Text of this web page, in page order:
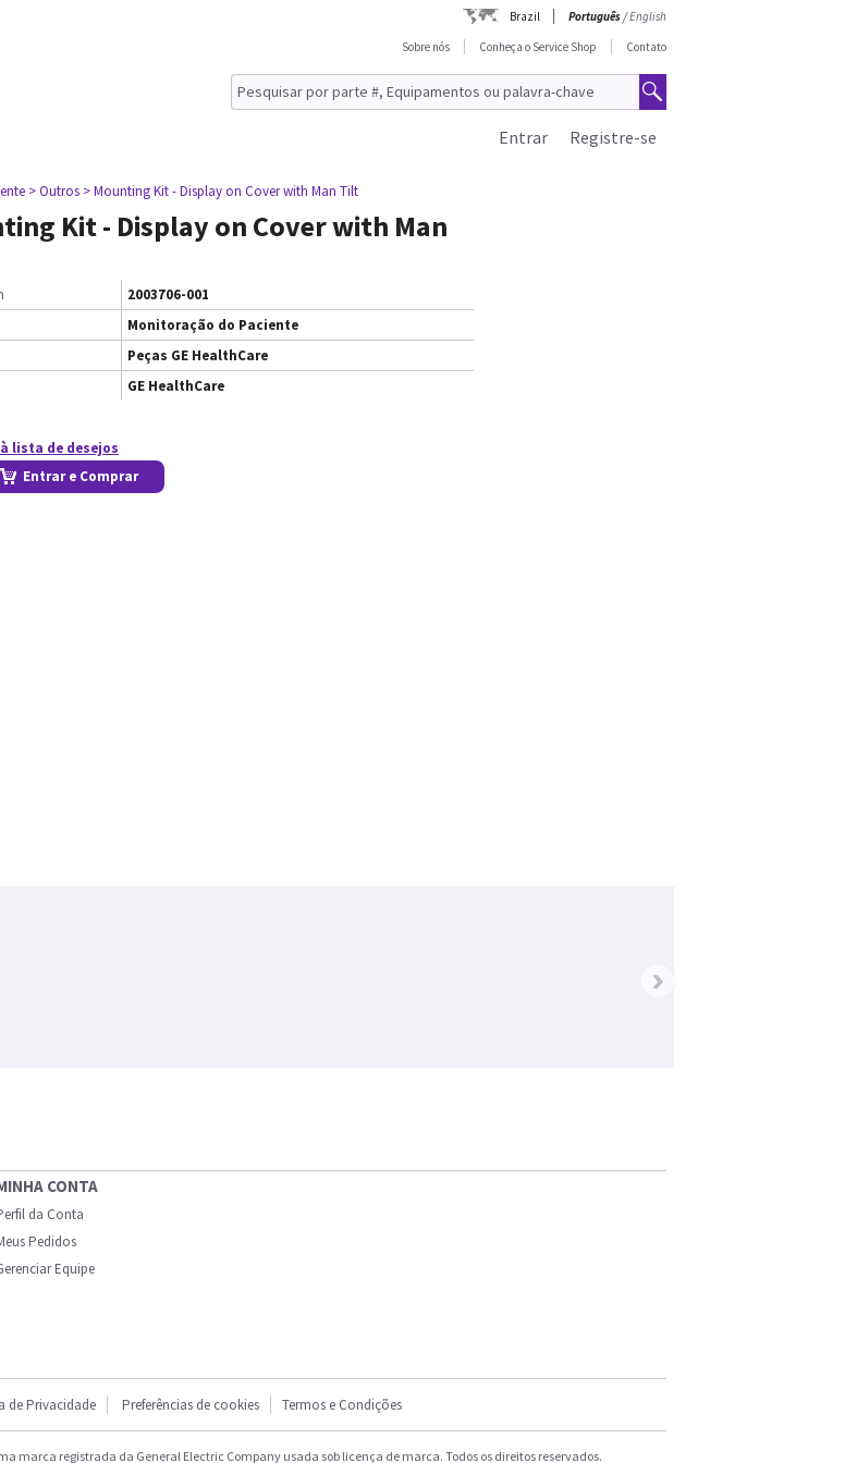
Brazil Português/English
Sobre nós
Conheça o Service Shop Contato
Registre-se
Entrar
> Outros > Mounting Kit - Display on Cover with Man Tilt
Kit - Display on Cover with Man
2003706-001
Monitoração do Paciente
Peças GE HealthCare
GE HealthCare
lista de desejos
Entrar e Comprar
›
CONTA
da Conta
Pedidos
Equipe
de Privacidade Preferências de cookies Termos e Condições
marca registrada da General Electric Company usada sob licença de marca. Todos os direitos reservados.